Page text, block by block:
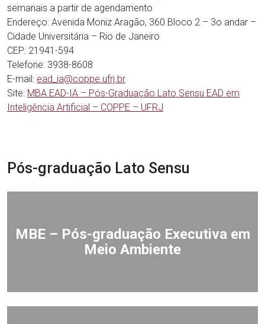
semanais a partir de agendamento
Endereço: Avenida Moniz Aragão, 360 Bloco 2 – 3o andar –
Cidade Universitária – Rio de Janeiro
CEP: 21941-594
Telefone: 3938-8608
E-mail: ead_ia@coppe.ufrj.br
Site: MBA EAD-IA – Pós-Graduação Lato Sensu EAD em
Inteligência Artificial – COPPE – UFRJ
Pós-graduação Lato Sensu
MBE – Pós-graduação Executiva em
Meio Ambiente